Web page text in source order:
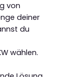
von
deiner
du
wählen.